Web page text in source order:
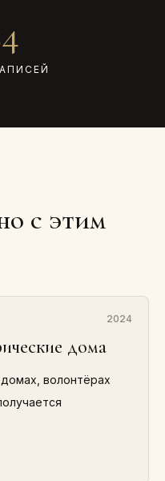
с этим
2024
дома
волонтёрах